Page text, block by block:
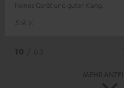
Feines Gerät und guter Klang.
Erik V.